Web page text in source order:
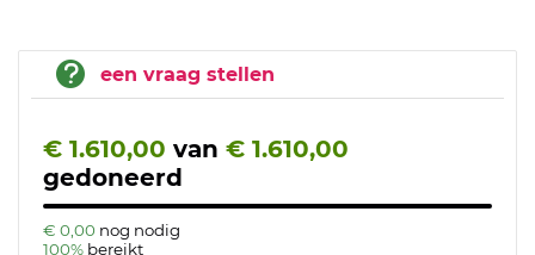
een vraag stellen
€ 1.610,00 van € 1.610,00
gedoneerd
€ 0,00 nog nodig
100% bereikt